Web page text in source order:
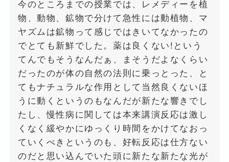
今のところまでの授業では、レメディーを植
物、動物、鉱物で分けて急性には動植物、マ
ヤズムは鉱物って感じではきいてなかったの
でとても新鮮でした。薬は良くない!という
てんでもそうなんだぁ、まそうだよなくらい
だったのが体の自然の法則に乗っとった、と
てもナチュラルな作用として当然良くないほ
うに動くというのもなんだが新たな響きでし
たし、慢性病に関しては本来講演反応は激し
くなく緩やかにゆっくり時間をかけてなおっ
ていくべきというのも、好転反応は仕方ない
のだと思い込んでいた頭に新たな新たな光が